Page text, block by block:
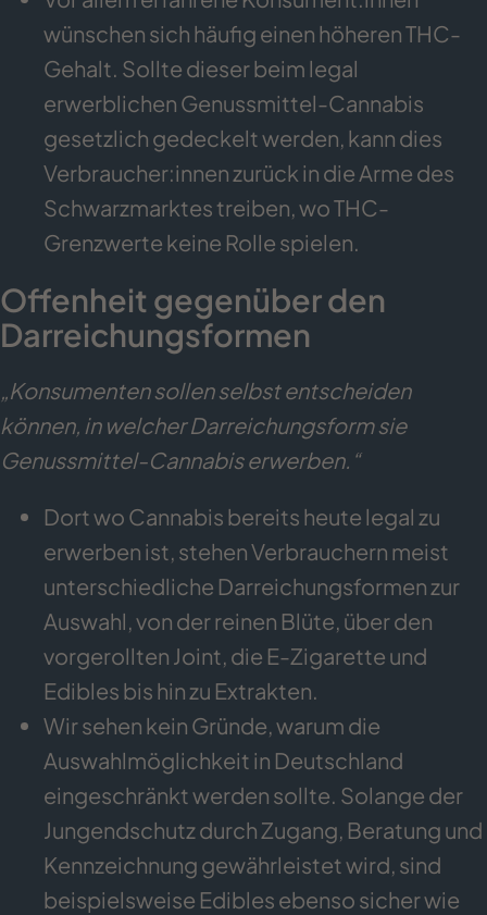
wünschen sich häufig einen höheren THC-
Gehalt. Sollte dieser beim legal
erwerblichen Genussmittel-Cannabis
gesetzlich gedeckelt werden, kann dies
Verbraucher:innen zurück in die Arme des
Schwarzmarktes treiben, wo THC-
Grenzwerte keine Rolle spielen.
Offenheit gegenüber den
Darreichungsformen
„Konsumenten sollen selbst entscheiden
können, in welcher Darreichungsform sie
Genussmittel-Cannabis erwerben.“
Dort wo Cannabis bereits heute legal zu
erwerben ist, stehen Verbrauchern meist
unterschiedliche Darreichungsformen zur
Auswahl, von der reinen Blüte, über den
vorgerollten Joint, die E-Zigarette und
Edibles bis hin zu Extrakten.
Wir sehen kein Gründe, warum die
Auswahlmöglichkeit in Deutschland
eingeschränkt werden sollte. Solange der
Jungendschutz durch Zugang, Beratung und
Kennzeichnung gewährleistet wird, sind
beispielsweise Edibles ebenso sicher wie